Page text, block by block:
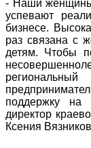
- Наши женщины
успевают
бизнесе.
раз связана с
детям. Чтобы
поддержку на
директор
Ксения